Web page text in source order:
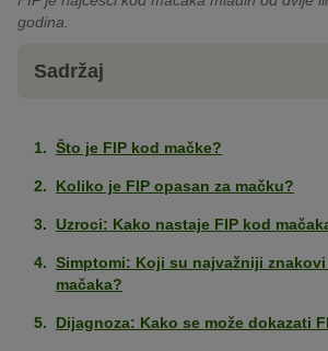
godina.
Sadržaj
Što je FIP kod mačke?
Koliko je FIP opasan za mačku?
Uzroci: Kako nastaje FIP kod
Simptomi: Koji su najvažniji znakovi
mačaka?
Dijagnoza: Kako se može dokazati